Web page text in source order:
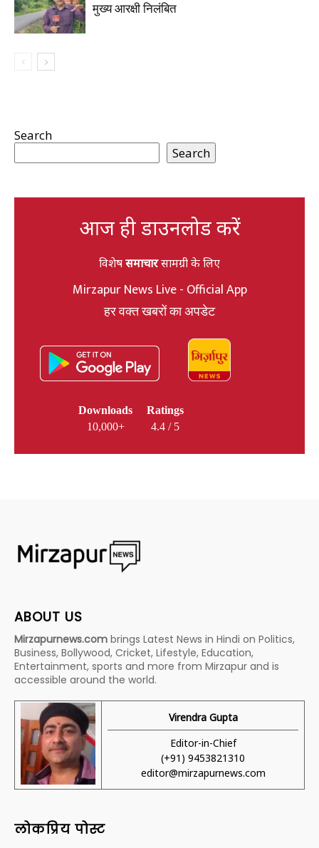
मुख्य आरक्षी निलंबित
Search
Search
आज ही डाउनलोड करें
विशेषसमाचारसामग्री के लिए
Mirzapur News Live - Official App
हर वक्त खबरों का अपडेट
Downloads
10,000+
Ratings
4.4 / 5
ABOUT US
Mirzapurnews.com brings Latest News in Hindi on Politics,
Business, Bollywood, Cricket, Lifestyle, Education,
Entertainment, sports and more from Mirzapur and is
accessible around the world.
Virendra Gupta
Editor-in-Chief
(+91) 9453821310
editor@mirzapurnews.com
लोकप्रिय पोस्ट